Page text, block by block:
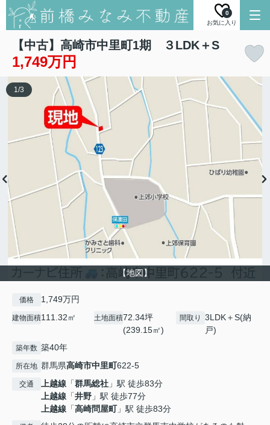
お気に入り
0
【中古】高崎市中里町1期 ３LDK＋S
1,749万円
【地図】
1/3
価格 1,749万円
建物面積111.32㎡ 土地面積72.34坪
(239.15㎡)
間取り
3LDK＋S(納
戸)
築年数 築40年
所在地 群馬県高崎市中里町622‐5
交通 上越線 「群馬総社 」駅 徒歩83分
上越線 「井野 」駅 徒歩77分
上越線 「高崎問屋町」駅 徒歩83分